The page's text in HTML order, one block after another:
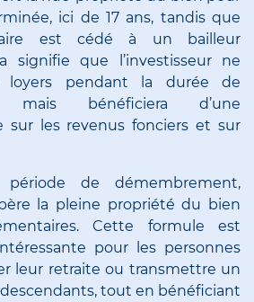
ici de 17 ans, tandis que
est cédé à un bailleur
signifie que l’investisseur ne
loyers pendant la durée de
mais bénéficiera d’une
sur les revenus fonciers et sur
de démembrement,
la pleine propriété du bien
Cette formule est
pour les personnes
leur retraite ou transmettre un
tout en bénéficiant